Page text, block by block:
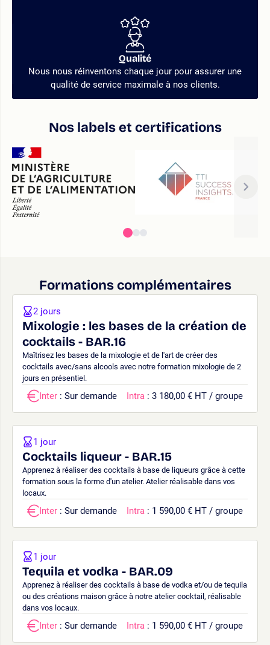
Qualité
Nous nous réinventons chaque jour pour assurer une
qualité de service maximale à nos clients.
Nos labels et certifications
Formations complémentaires
Mixologie : les bases de la création de
cocktails - BAR.16
Maîtrisez les bases de la mixologie et de l'art de créer des
cocktails avec/sans alcools avec notre formation mixologie de 2
jours en présentiel.
2 jours
Inter : Sur demande Intra : 3 180,00 € HT / groupe
Cocktails liqueur - BAR.15
Apprenez à réaliser des cocktails à base de liqueurs grâce à cette
formation sous la forme d'un atelier. Atelier réalisable dans vos
locaux.
1 jour
Inter : Sur demande Intra : 1 590,00 € HT / groupe
Tequila et vodka - BAR.09
Apprenez à réaliser des cocktails à base de vodka et/ou de tequila
ou des créations maison grâce à notre atelier cocktail, réalisable
dans vos locaux.
1 jour
Inter : Sur demande Intra : 1 590,00 € HT / groupe